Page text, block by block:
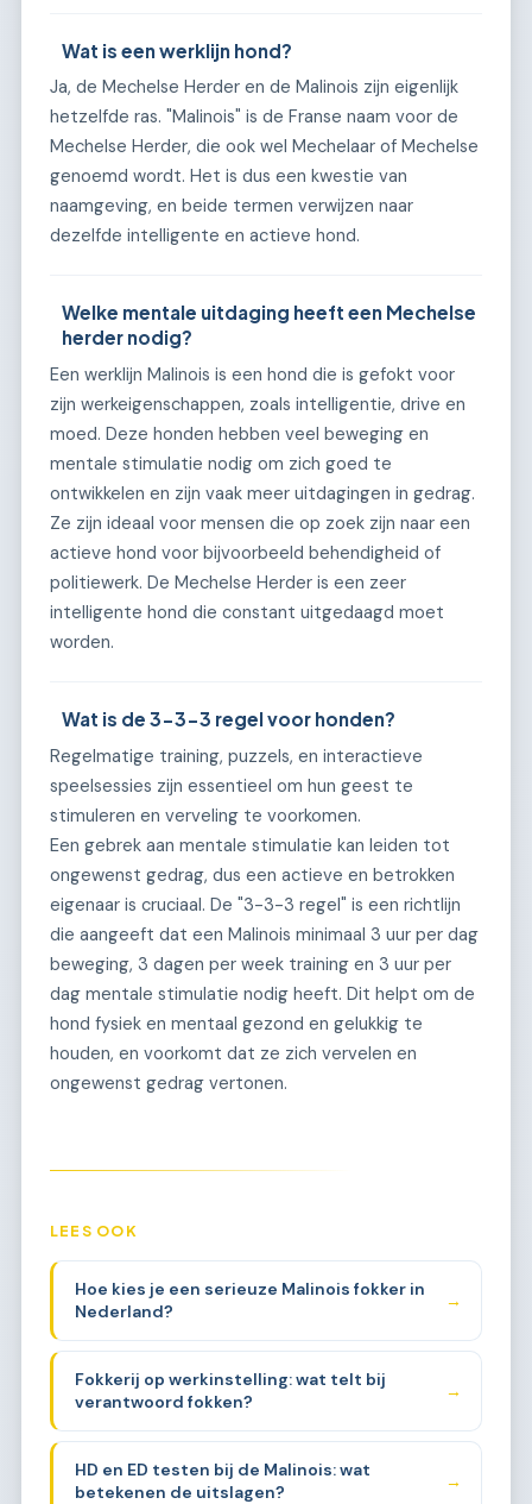
Wat is een werklijn hond?
Ja, de Mechelse Herder en de Malinois zijn eigenlijk
hetzelfde ras. "Malinois" is de Franse naam voor de
Mechelse Herder, die ook wel Mechelaar of Mechelse
genoemd wordt. Het is dus een kwestie van
naamgeving, en beide termen verwijzen naar
dezelfde intelligente en actieve hond.
Welke mentale uitdaging heeft een Mechelse
herder nodig?
Een werklijn Malinois is een hond die is gefokt voor
zijn werkeigenschappen, zoals intelligentie, drive en
moed. Deze honden hebben veel beweging en
mentale stimulatie nodig om zich goed te
ontwikkelen en zijn vaak meer uitdagingen in gedrag.
Ze zijn ideaal voor mensen die op zoek zijn naar een
actieve hond voor bijvoorbeeld behendigheid of
politiewerk. De Mechelse Herder is een zeer
intelligente hond die constant uitgedaagd moet
worden.
Wat is de 3-3-3 regel voor honden?
Regelmatige training, puzzels, en interactieve
speelsessies zijn essentieel om hun geest te
stimuleren en verveling te voorkomen.
Een gebrek aan mentale stimulatie kan leiden tot
ongewenst gedrag, dus een actieve en betrokken
eigenaar is cruciaal. De "3-3-3 regel" is een richtlijn
die aangeeft dat een Malinois minimaal 3 uur per dag
beweging, 3 dagen per week training en 3 uur per
dag mentale stimulatie nodig heeft. Dit helpt om de
hond fysiek en mentaal gezond en gelukkig te
houden, en voorkomt dat ze zich vervelen en
ongewenst gedrag vertonen.
LEES OOK
Hoe kies je een serieuze Malinois fokker in
Nederland?
→
Fokkerij op werkinstelling: wat telt bij
verantwoord fokken?
→
HD en ED testen bij de Malinois: wat
betekenen de uitslagen?
→